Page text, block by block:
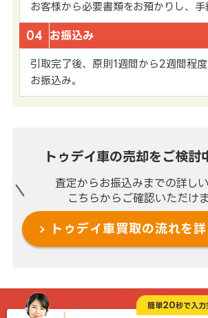
お客様から必要書類をお預かりし、手
04 お振込み
引取完了後、原則1週間から2週間程
お振込み。
トゥデイ車の売却を ご検討
査定からお振込みまでの詳し
こちらからご確認いただけま
トゥデイ車買取の流れを
簡単20秒で入力